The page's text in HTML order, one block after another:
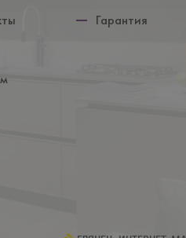
Гарантия